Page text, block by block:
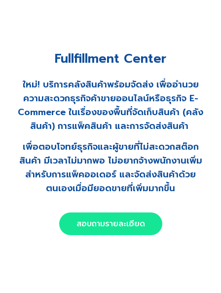
Fullfillment Center
ใหม่! บริการคลังสินค้าพร้อมจัดส่ง เพื่ออำนวย
ความสะดวกธุรกิจค้าขายออนไลน์หรือธุรกิจE-
Commerce ในเรื่องของพื้นที่จัดเก็บสินค้า (คลัง
สินค้า) การแพ็คสินค้า และการจัดส่งสินค้า
เพื่อตอบโจทย์ธุรกิจและผู้ขายที่ไม่สะดวกสต๊อก
สินค้า มีเวลาไม่มากพอ ไม่อยากจ้างพนักงานเพิ่ม
สำหรับการแพ็คออเดอร์ และจัดส่งสินค้าด้วย
ตนเองเมื่อมียอดขายที่เพิ่มมากขึ้น
สอบถามรายละเอียด